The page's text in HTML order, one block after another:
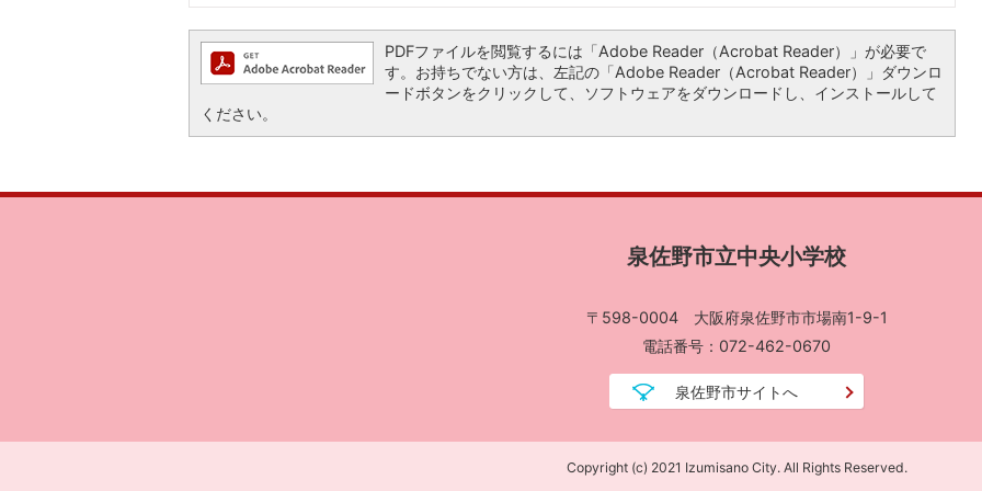
PDFファイルを閲覧するには「Adobe Reader（Acrobat Reader）」が必要で
す。お持ちでない方は、左記の「Adobe Reader（Acrobat Reader）」ダウンロ
ードボタンをクリックして、ソフトウェアをダウンロードし、インストールして
ください。
泉佐野市立中央小学校
〒598-0004 大阪府泉佐野市市場南1-9-1
電話番号：072-462-0670
泉佐野市サイトへ
Copyright (c) 2021 Izumisano City. All Rights Reserved.